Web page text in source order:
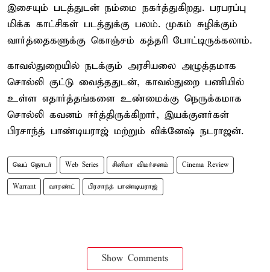
இசையும் படத்துடன் நம்மை நகர்த்துகிறது. பரபரப்பு
மிக்க காட்சிகள் படத்துக்கு பலம். முகம் சுழிக்கும்
வார்த்தைகளுக்கு கொஞ்சம் கத்தரி போட்டிருக்கலாம்.
காவல்துறையில் நடக்கும் அரசியலை அழுத்தமாக
சொல்லி குட்டு வைத்ததுடன், காவல்துறை பணியில்
உள்ள எதார்த்தங்களை உண்மைக்கு நெருக்கமாக
சொல்லி கவனம் ஈர்த்திருக்கிறார், இயக்குனர்கள்
பிரசாந்த் பாண்டியராஜ் மற்றும் விக்னேஷ் நடராஜன்.
வெப் தொடர் Web Series சினிமா விமர்சனம் Cinema Review
Warrant வாரண்ட் பிரசாந்த் பாண்டியராஜ்
Show Comments